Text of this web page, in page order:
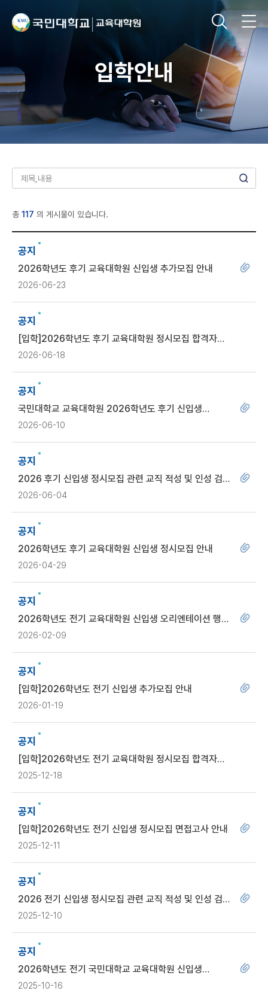
입학안내
총 117 의 게시물이 있습니다.
공지
2026학년도 후기 교육대학원 신입생 추가모집 안내
2026-06-23
공지
[입학]2026학년도 후기 교육대학원 정시모집 합격자
발표 및 등록 안내
2026-06-18
공지
국민대학교 교육대학원 2026학년도 후기 신입생
정시모집 면접 안내
2026-06-10
공지
2026 후기 신입생 정시모집 관련 교직 적성 및 인성 검사
안내
2026-06-04
공지
2026학년도 후기 교육대학원 신입생 정시모집 안내
2026-04-29
공지
2026학년도 전기 교육대학원 신입생 오리엔테이션 행사
안내
2026-02-09
공지
[입학]2026학년도 전기 신입생 추가모집 안내
2026-01-19
공지
[입학]2026학년도 전기 교육대학원 정시모집 합격자
발표 및 등록 안내
2025-12-18
공지
[입학]2026학년도 전기 신입생 정시모집 면접고사 안내
2025-12-11
공지
2026 전기 신입생 정시모집 관련 교직 적성 및 인성 검사
안내
2025-12-10
공지
2026학년도 전기 국민대학교 교육대학원 신입생
정시모집 안내
2025-10-16